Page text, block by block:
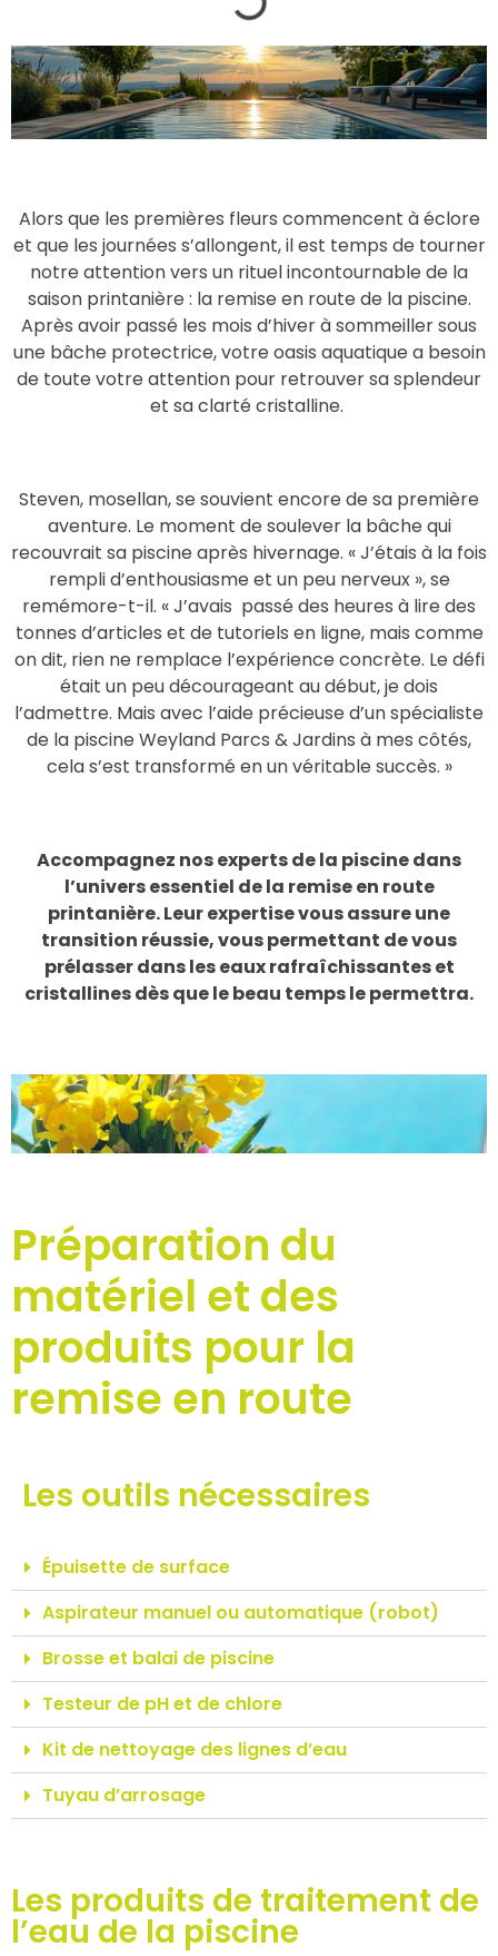
Alors que les premières fleurs commencent à éclore
et que les journées s’allongent, il est temps de tourner
notre attention vers un rituel incontournable de la
saison printanière : la remise en route de la piscine.
Après avoir passé les mois d’hiver à sommeiller sous
une bâche protectrice, votre oasis aquatique a besoin
de toute votre attention pour retrouver sa splendeur
et sa clarté cristalline.
Steven, mosellan, se souvient encore de sa première
aventure. Le moment de soulever la bâche qui
recouvrait sa piscine après hivernage. « J’étais à la fois
rempli d’enthousiasme et un peu nerveux », se
remémore-t-il. « J’avais passé des heures à lire des
tonnes d’articles et de tutoriels en ligne, mais comme
on dit, rien ne remplace l’expérience concrète. Le défi
était un peu décourageant au début, je dois
l’admettre. Mais avec l’aide précieuse d’un spécialiste
de la piscine Weyland Parcs & Jardins à mes côtés,
cela s’est transformé en un véritable succès. »
Accompagnez nos experts de la piscine dans
l’univers essentiel de la remise en route
printanière. Leur expertise vous assure une
transition réussie, vous permettant de vous
prélasser dans les eaux rafraîchissantes et
cristallines dès que le beau temps le permettra.
Préparation du
matériel et des
produits pour la
remise en route
Les outils nécessaires
Épuisette de surface
Aspirateur manuel ou automatique (robot)
Brosse et balai de piscine
Testeur de pH et de chlore
Kit de nettoyage des lignes d’eau
Tuyau d’arrosage
Les produits de traitement de
l’eau de la piscine